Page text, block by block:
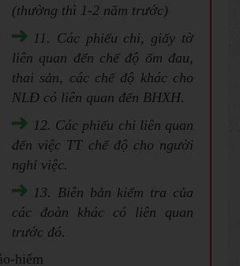
(thường thì 1-2 năm trước)
11. Các phiếu chi, giấy tờ
liên quan đến chế độ ốm đau,
thai sản, các chế độ khác cho
NLĐ có liên quan đến BHXH.
12. Các phiếu chi liên quan
đến việc TT chế độ cho người
nghỉ việc.
13. Biên bản kiểm tra của
các đoàn khác có liên quan
trước đó.